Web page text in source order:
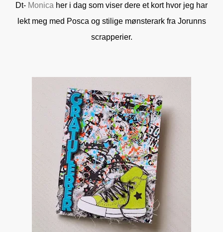
Dt- Monica her i dag som viser dere et kort hvor jeg har
lekt meg med Posca og stilige mønsterark fra Jorunns
scrapperier.